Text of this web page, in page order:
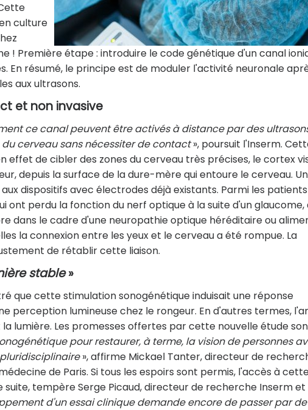
culture
! Première étape : introduire le code génétique d'un canal
En résumé, le principe est de moduler l'activité neuronale
aux ultrasons.
et non invasive
ce canal peuvent être activés à distance par des
cerveau sans nécessiter de contact», poursuit l'Inserm.
effet de cibler des zones du cerveau très précises, le cortex
depuis la surface de la dure-mère qui entoure le cerveau.
dispositifs avec électrodes déjà existants. Parmi les
ont perdu la fonction du nerf optique à la suite d'un glaucome,
dans le cadre d'une neuropathie optique héréditaire ou
la connexion entre les yeux et le cerveau a été rompue. La
de rétablir cette liaison.
stable»
que cette stimulation sonogénétique induisait une réponse
perception lumineuse chez le rongeur. En d'autres termes,
lumière. Les promesses offertes par cette nouvelle étude
pour restaurer, à terme, la vision de personnes
», affirme Mickael Tanter, directeur de
de Paris. Si tous les espoirs sont permis, l'accès à
tempère Serge Picaud, directeur de recherche Inserm et
d'un essai clinique demande encore de passer par de